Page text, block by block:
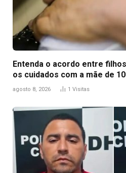
Entenda o acordo entre
os cuidados com a mãe de
agosto 8, 2026 1 Visitas